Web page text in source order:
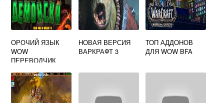
ОРОЧИЙ ЯЗЫК
WOW
ПЕРЕВОДЧИК
НОВАЯ ВЕРСИЯ
ВАРКРАФТ 3
ТОП АДДОНОВ
ДЛЯ WOW BFA